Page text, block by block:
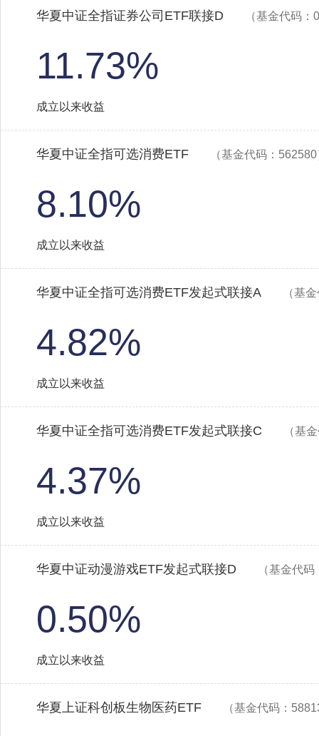
华夏中证全指证券公司ETF联接D （基金代码：
11.73%
成立以来收益
华夏中证全指可选消费ETF （基金代码：
8.10%
成立以来收益
华夏中证全指可选消费ETF发起式联接A （基
4.82%
成立以来收益
华夏中证全指可选消费ETF发起式联接C （基
4.37%
成立以来收益
华夏中证动漫游戏ETF发起式联接D （基金代
0.50%
成立以来收益
华夏上证科创板生物医药ETF （基金代码：